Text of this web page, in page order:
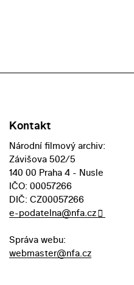
Kontakt
Národní filmový archiv:
Závišova 502/5
140 00 Praha 4 - Nusle
IČO: 00057266
DIČ: CZ00057266
e-podatelna@nfa.cz
Správa webu:
webmaster@nfa.cz